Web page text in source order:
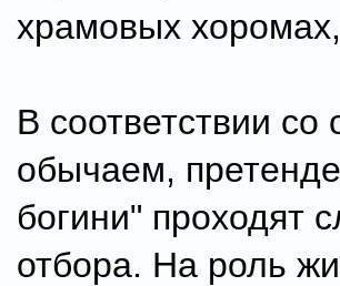
храмовых
В соответствии
обычаем,
богини" проходят
отбора. На роль